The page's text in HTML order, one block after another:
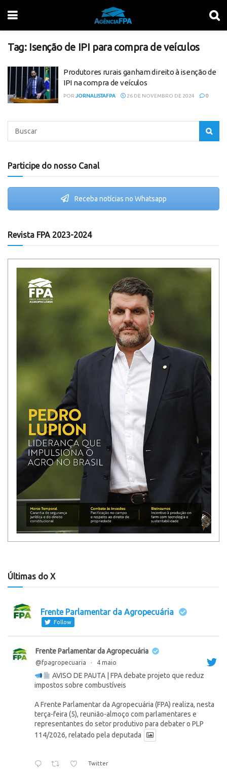
Tag: Isenção de IPI para compra de veículos
Produtores rurais ganham direito à isenção de
IPI na compra de veículos
POR JORNALISTAFPA 26 DE NOVEMBRO DE 2024 0
Participe do nosso Canal
Receba notícias no Whatsapp
Revista FPA 2023-2024
Últimas do X
Frente Parlamentar da Agropecuária
Follow
Frente Parlamentar da Agropecuária
@fpagropecuaria · 4 maio
AVISO DE PAUTA | FPA debate projeto que reduz
impostos sobre combustíveis
A Frente Parlamentar da Agropecuária (FPA) realiza, nesta
terça-feira (5), reunião-almoço com parlamentares e
representantes do setor produtivo para debater o PLP
114/2026, relatado pela deputada
Twitter